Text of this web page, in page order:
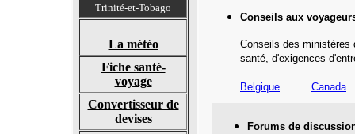
Trinité-et-Tobago
La météo
Fiche santé-
voyage
Convertisseur de
devises
Conseils aux
Conseils des ministères
santé, d'exigences
Belgique Canada
Forums de